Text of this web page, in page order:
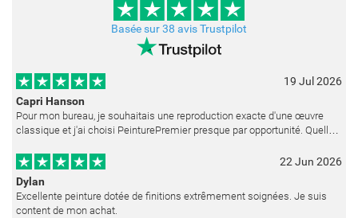
Basée sur 38 avis Trustpilot
19 Jul 2026
Capri Hanson
Pour mon bureau, je souhaitais une reproduction exacte d'une œuvre
classique et j'ai choisi PeinturePremier presque par opportunité. Quelle
22 Jun 2026
Dylan
Excellente peinture dotée de finitions extrêmement soignées. Je suis
content de mon achat.